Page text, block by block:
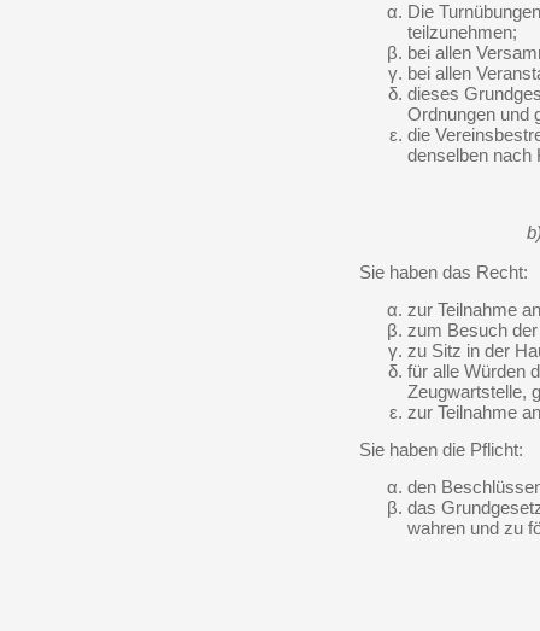
Die
teilzunehmen;
bei allen
bei allen
dieses
Ordnungen und
die
denselben nach
Sie haben das Recht:
zur Teilnahme
zum Besuch
zu Sitz in der
für alle Würden
Zeugwartstelle,
zur Teilnahme
Sie haben die Pflicht:
den
das
wahren und zu